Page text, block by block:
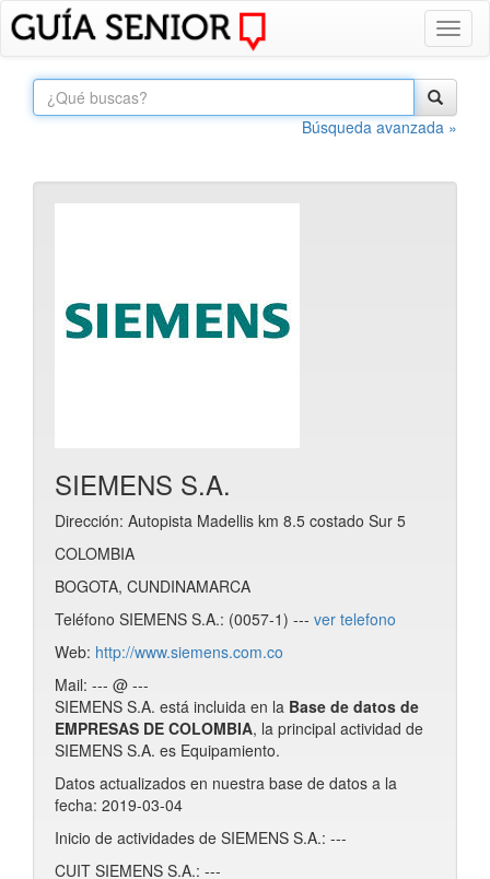
Búsqueda avanzada »
SIEMENS S.A.
Dirección: Autopista Madellis km 8.5 costado Sur 5
COLOMBIA
BOGOTA, CUNDINAMARCA
Teléfono SIEMENS S.A.: (0057-1) --- ver telefono
Web: http://www.siemens.com.co
Mail: --- @ ---
SIEMENS S.A. está incluida en la Base de datos de
EMPRESAS DE COLOMBIA, la principal actividad de
SIEMENS S.A. es Equipamiento.
Datos actualizados en nuestra base de datos a la
fecha: 2019-03-04
Inicio de actividades de SIEMENS S.A.: ---
CUIT SIEMENS S.A.: ---